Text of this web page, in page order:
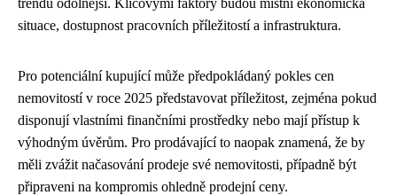
situace, dostupnost pracovních příležitostí a infrastruktura.
Pro potenciální kupující může předpokládaný pokles cen
nemovitostí v roce 2025 představovat příležitost, zejména pokud
disponují vlastními finančními prostředky nebo mají přístup k
výhodným úvěrům. Pro prodávající to naopak znamená, že by
měli zvážit načasování prodeje své nemovitosti, případně být
připraveni na kompromis ohledně prodejní ceny.